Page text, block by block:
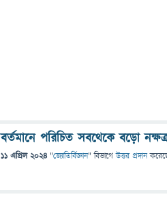
বর্তমানে পরিচিত সবথেকে বড়ো
11 এপ্রিল 2024 "জ্যোতির্বিজ্ঞান" বিভাগে উত্তর প্রদান